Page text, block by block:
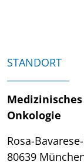
STANDORT
Onkologie
Rosa-
80639